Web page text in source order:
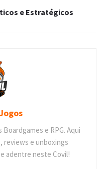
e Estratégicos
e RPG. Aqui
reviews e unboxings
adentre neste Covil!